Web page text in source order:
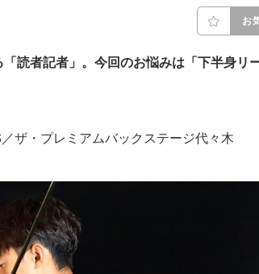
お
読者記者」。今回のお悩みは「下半身リ
・プレミアムバックステージ代々木